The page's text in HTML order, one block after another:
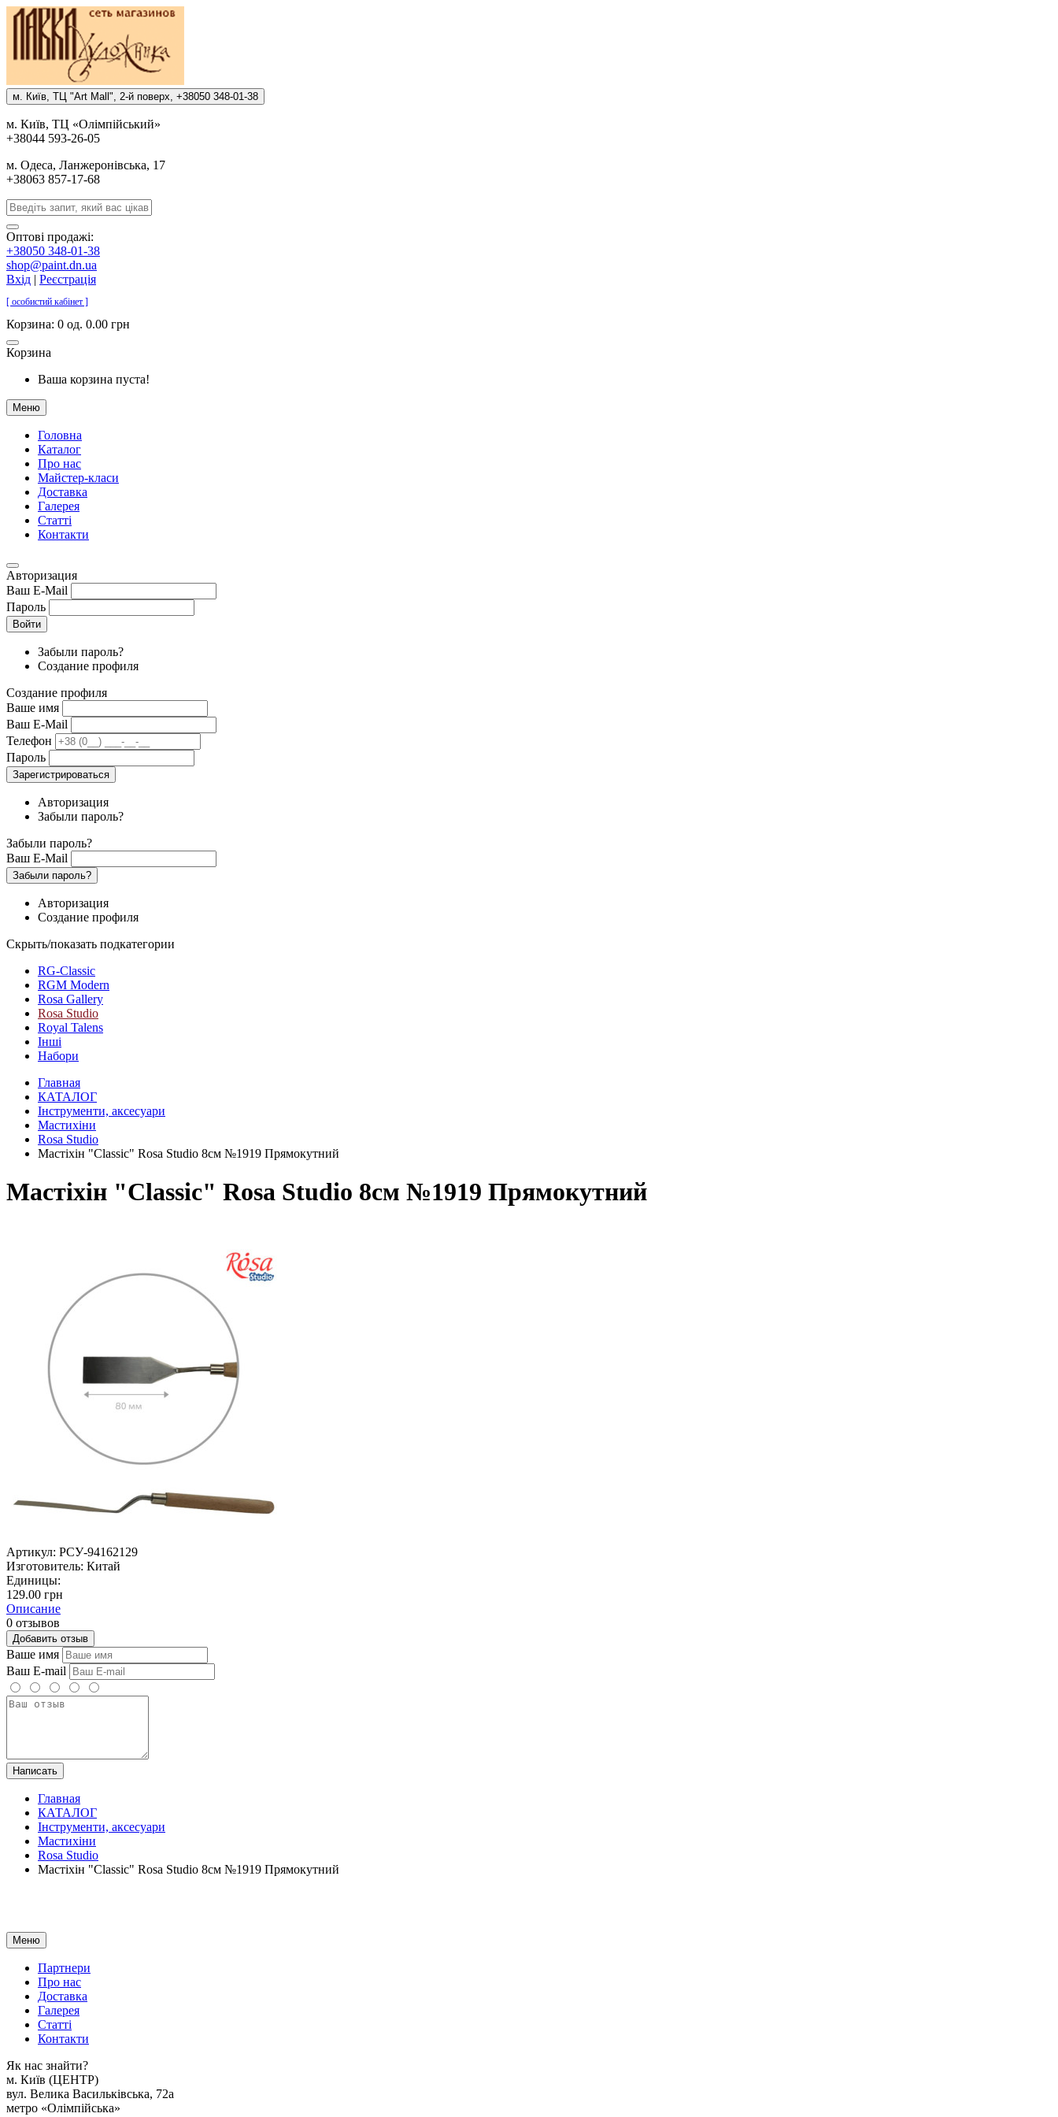
м. Киïв, ТЦ "Art Mall", 2-й поверх, +38050 348-01-38
м. Киïв, ТЦ «Олiмпiйський»
+38044 593-26-05
м. Одеса, Ланжеронiвська, 17
+38063 857-17-68
Оптові продажі:
+38050 348-01-38
shop@paint.dn.ua
Вхід | Реєстрація
[ особистий кабінет ]
Корзина: 0 од. 0.00 грн
Корзина
Ваша корзина пуста!
Меню
Головна
Каталог
Про нас
Майстер-класи
Доставка
Галерея
Статтi
Контакти
Авторизация
Ваш E-Mail
Пароль
Войти
Забыли пароль?
Создание профиля
Создание профиля
Ваше имя
Ваш E-Mail
Телефон
Пароль
Зарегистрироваться
Авторизация
Забыли пароль?
Забыли пароль?
Ваш E-Mail
Забыли пароль?
Авторизация
Создание профиля
Скрыть/показать подкатегории
RG-Classic
RGM Modern
Rosa Gallery
Rosa Studio
Royal Talens
Інші
Набори
Главная
КАТАЛОГ
Інструменти, аксесуари
Мастихіни
Rosa Studio
Мастіхін "Classic" Rosa Studio 8см №1919 Прямокутний
Мастіхін "Classic" Rosa Studio 8см №1919 Прямокутний
Артикул: РСУ-94162129
Изготовитель: Китай
Единицы:
129.00 грн
Описание
0 отзывов
Добавить отзыв
Ваше имя
Ваш E-mail
Написать
Главная
КАТАЛОГ
Інструменти, аксесуари
Мастихіни
Rosa Studio
Мастіхін "Classic" Rosa Studio 8см №1919 Прямокутний
Меню
Партнери
Про нас
Доставка
Галерея
Статтi
Контакти
Як наc знайти?
м. Киïв (ЦЕНТР)
вул. Велика Васильківська, 72а
метро «Олімпійська»